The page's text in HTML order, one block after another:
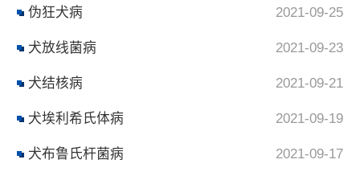
2021-09-25
伪狂犬病
2021-09-23
犬放线菌病
2021-09-21
犬结核病
2021-09-19
犬埃利希氏体病
2021-09-17
犬布鲁氏杆菌病